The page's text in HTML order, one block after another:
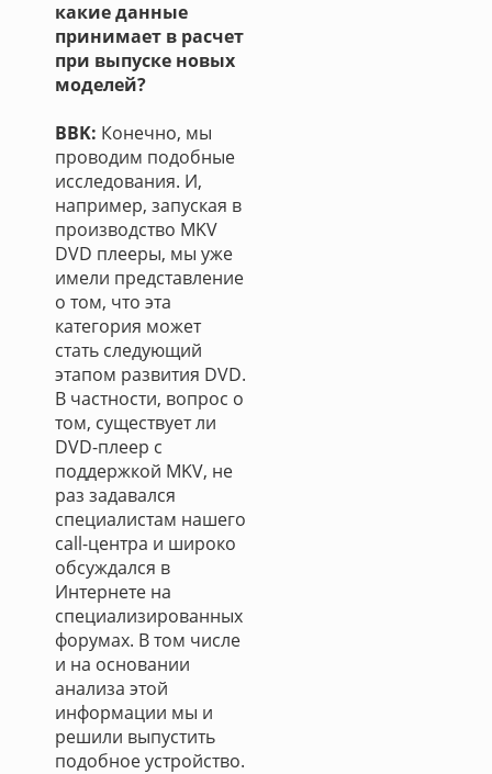
какие данные
принимает в расчет
при выпуске новых
моделей?
BBK: Конечно, мы
проводим подобные
исследования. И,
например, запуская в
производство MKV
DVD плееры, мы уже
имели представление
о том, что эта
категория может
стать следующий
этапом развития DVD.
В частности, вопрос о
том, существует ли
DVD-плеер с
поддержкой MKV, не
раз задавался
специалистам нашего
call-центра и широко
обсуждался в
Интернете на
специализированных
форумах. В том числе
и на основании
анализа этой
информации мы и
решили выпустить
подобное устройство.